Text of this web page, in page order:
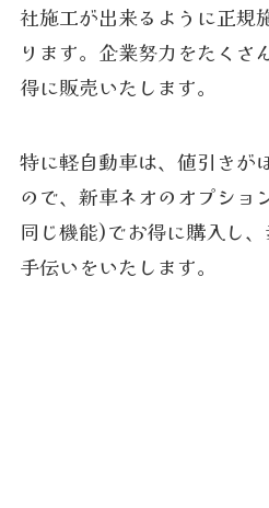
社施工が出来るように正規
ります。企業努力をたくさ
得に販売いたします。
特に軽自動車は、値引きが
ので、新車ネオのオプショ
同じ機能)でお得に購入し
手伝いをいたします。